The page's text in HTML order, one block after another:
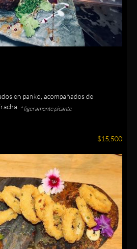
en panko, acompañados de
* ligeramente picante
$15,500